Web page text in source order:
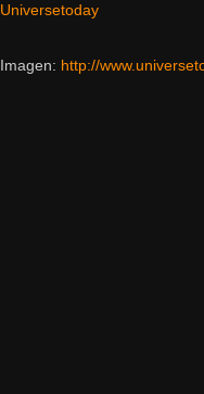
Universetoday
Imagen: http://